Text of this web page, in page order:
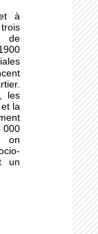
à
de
les
la
on
un